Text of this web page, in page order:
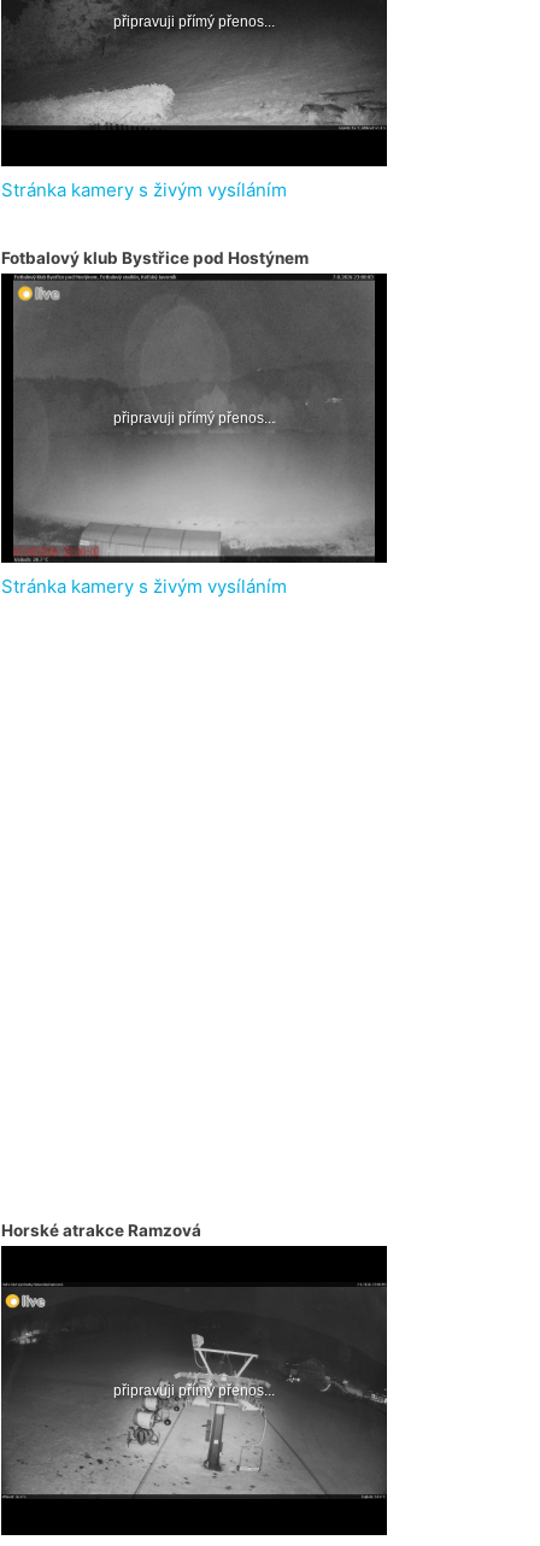
Stránka kamery s živým vysíláním
Fotbalový klub Bystřice pod Hostýnem
Stránka kamery s živým vysíláním
Horské atrakce Ramzová